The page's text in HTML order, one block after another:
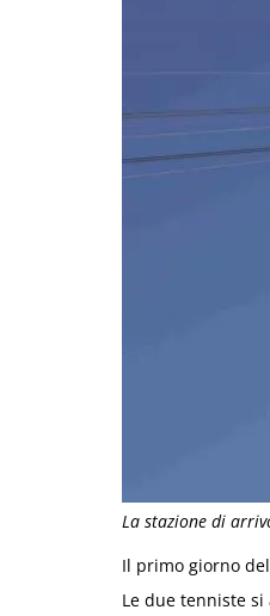
La stazione di
Il primo giorno del
Le due tenniste